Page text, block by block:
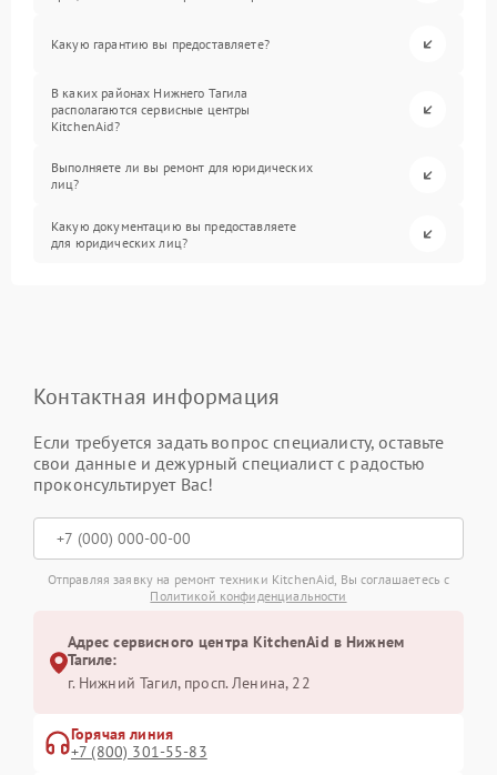
Какую гарантию вы предоставляете?
В каких районах Нижнего Тагила
располагаются сервисные центры
KitchenAid?
Выполняете ли вы ремонт для юридических
лиц?
Какую документацию вы предоставляете
для юридических лиц?
Контактная информация
Если требуется задать вопрос специалисту, оставьте
свои данные и дежурный специалист с радостью
проконсультирует Вас!
Отправляя заявку на ремонт техники KitchenAid, Вы соглашаетесь с
Политикой конфиденциальности
Адрес сервисного центра KitchenAid в Нижнем
Тагиле:
г. Нижний Тагил, просп. Ленина, 22
Горячая линия
+7 (800) 301-55-83